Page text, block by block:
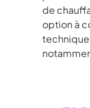
de
option à